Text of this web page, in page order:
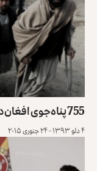
755 پناه‌جوی افغان در پاکستان زندانی شده‌اند
۴ دلو ۱۳۹۳ - ۲۴ جنوری ۲۰۱۵